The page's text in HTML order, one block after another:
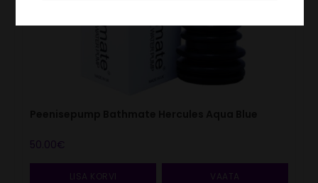
50.00€
LISA KORVI VAATA